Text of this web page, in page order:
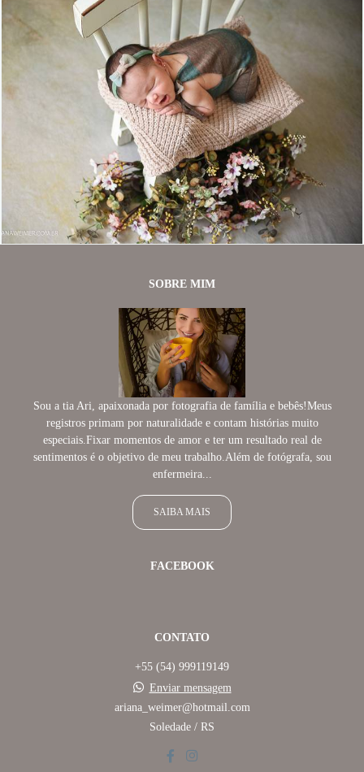
1599 40
SOBRE MIM
Sou a tia Ari, apaixonada por fotografia de família e bebês!Meus
registros primam por naturalidade e contam histórias muito
especiais.Fixar momentos de amor e ter um resultado real de
sentimentos é o objetivo de meu trabalho.Além de fotógrafa, sou
enfermeira...
SAIBA MAIS
FACEBOOK
CONTATO
+55 (54) 999119149
Enviar mensagem
ariana_weimer@hotmail.com
Soledade / RS